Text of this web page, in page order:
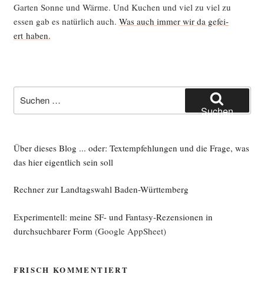
Gar­ten Son­ne und Wär­me. Und Kuchen und viel zu viel zu
essen gab es natür­lich auch. Was auch immer wir da gefei­
ert haben.
nach:
Suchen
Über dieses Blog ... oder: Textempfehlungen und die Frage, was
das hier eigentlich sein soll
Rechner zur Landtagswahl Baden-Württemberg
Experimentell: meine SF- und Fantasy-Rezensionen in
durchsuchbarer Form (Google AppSheet)
FRISCH KOMMENTIERT